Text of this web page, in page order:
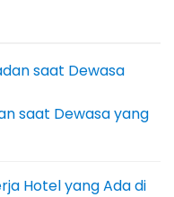
saat Dewasa yang